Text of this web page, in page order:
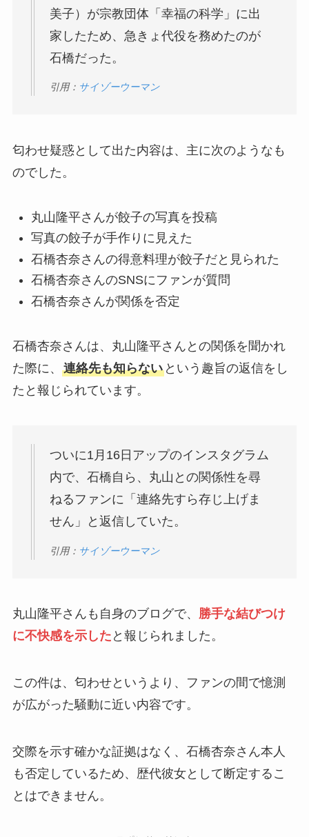
美子）が宗教団体「幸福の科学」に出
家したため、急きょ代役を務めたのが
石橋だった。
引用： サイゾーウーマン
匂わせ疑惑として出た内容は、主に次のようなも
のでした。
丸山隆平さんが餃子の写真を投稿
写真の餃子が手作りに見えた
石橋杏奈さんの得意料理が餃子だと見られた
石橋杏奈さんのSNSにファンが質問
石橋杏奈さんが関係を否定
石橋杏奈さんは、丸山隆平さんとの関係を聞かれ
た際に、 連絡先も知らないという趣旨の返信をし
たと報じられています。
ついに1月16日アップのインスタグラム
内で、石橋自ら、丸山との関係性を尋
ねるファンに「連絡先すら存じ上げま
せん」と返信していた。
引用： サイゾーウーマン
丸山隆平さんも自身のブログで、 勝手な結びつけ
に不快感を示した と報じられました。
この件は、匂わせというより、ファンの間で憶測
が広がった騒動に近い内容です。
交際を示す確かな証拠はなく、石橋杏奈さん本人
も否定しているため、歴代彼女として断定するこ
とはできません。